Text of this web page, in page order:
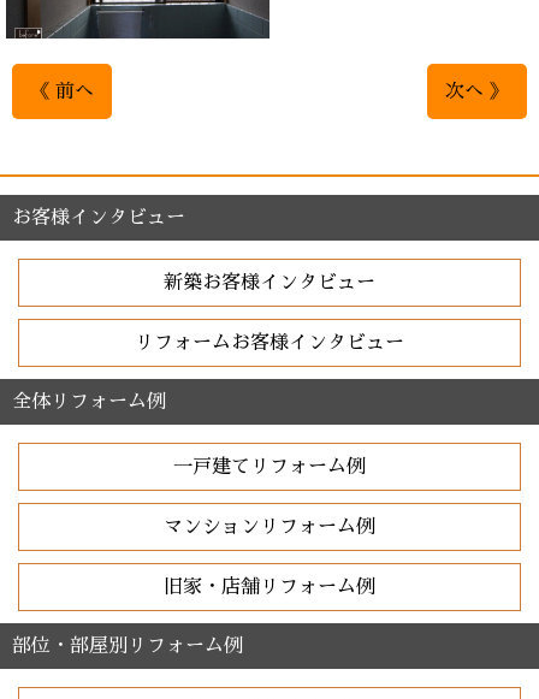
《 前へ 次へ 》
お客様インタビュー
新築お客様インタビュー
リフォームお客様インタビュー
全体リフォーム例
一戸建てリフォーム例
マンションリフォーム例
旧家・店舗リフォーム例
部位・部屋別リフォーム例